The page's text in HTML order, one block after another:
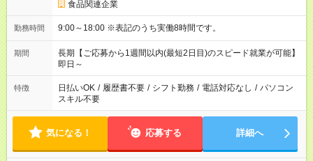
食品関連企業
勤務時間 9:00～18:00 ※表記のうち実働8時間です。
期間
長期【ご応募から1週間以内(最短2日目)のスピード就業が可能】
即日～
特徴 日払いOK / 履歴書不要 / シフト勤務 / 電話対応なし / パソコン
スキル不要
気になる！ 応募する 詳細へ